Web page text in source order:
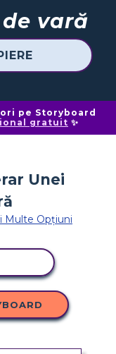
vară
pe Storyboard
gratuit ✨
Multe Opțiuni